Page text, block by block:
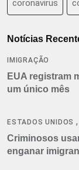
coronavirus
Notícias
IMIGRAÇÃO
EUA registram
um único mês
ESTADOS UNIDOS
Criminosos
enganar